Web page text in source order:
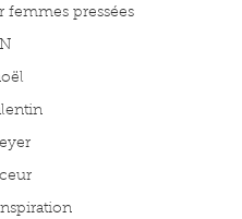
femmes pressées